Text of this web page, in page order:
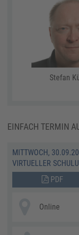
Stefan
EINFACH TERMIN
MITTWOCH,
VIRTUELLER
PDF
Online